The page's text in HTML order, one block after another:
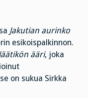
Jakutian aurinko
esikoispalkinnon.
ääri, joka
on sukua Sirkka